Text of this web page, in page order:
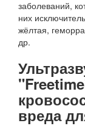
заболеваний,
них
жёлтая,
др.
вреда